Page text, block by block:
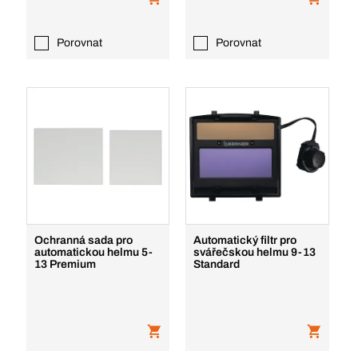
Porovnat Porovnat
Ochranná sada pro
automatickou helmu 5-
13 Premium
Automatický filtr pro
svářečskou helmu 9-13
Standard